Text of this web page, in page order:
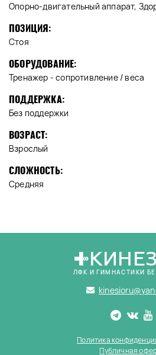
Опорно-двигательный аппарат,
ПОЗИЦИЯ:
Стоя
ОБОРУДОВАНИЕ:
Тренажер - сопротивление / веса
ПОДДЕРЖКА:
Без поддержки
ВОЗРАСТ:
Взрослый
СЛОЖНОСТЬ:
Средняя
ЛФК И ГИМНАСТИКИ
Политика
Публичная